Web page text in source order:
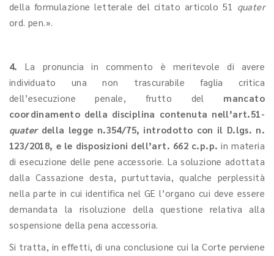
della formulazione letterale del citato articolo 51 quater
ord. pen.».
4. La pronuncia in commento è meritevole di avere
individuato una non trascurabile faglia critica
dell’esecuzione penale, frutto del mancato
coordinamento della disciplina contenuta nell’art.51-
quaterdella legge n.354/75, introdotto con il D.lgs. n.
123/2018, e le disposizioni dell’art. 662 c.p.p. in materia
di esecuzione delle pene accessorie. La soluzione adottata
dalla Cassazione desta, purtuttavia, qualche perplessità
nella parte in cui identifica nel GE l’organo cui deve essere
demandata la risoluzione della questione relativa alla
sospensione della pena accessoria.
Si tratta, in effetti, di una conclusione cui la Corte perviene